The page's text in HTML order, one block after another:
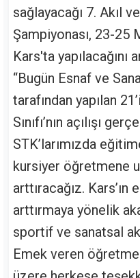
sağlayacağı 7. Akıl
Şampiyonası, 23-25
Kars'ta yapılacağını
“Bugün Esnaf ve
tarafından yapılan
Sınıfı’nın açılışı
STK’larımızda
kursiyer öğretmene
arttıracağız.
arttırmaya yönelik
sportif ve sanatsal
Emek veren